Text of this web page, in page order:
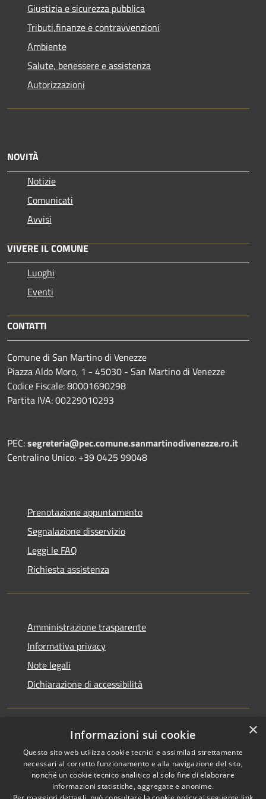
Giustizia e sicurezza pubblica
Tributi,finanze e contravvenzioni
Ambiente
Salute, benessere e assistenza
Autorizzazioni
NOVITÀ
Notizie
Comunicati
Avvisi
VIVERE IL COMUNE
Luoghi
Eventi
CONTATTI
Comune di San Martino di Venezze
Piazza Aldo Moro, 1 - 45030 - San Martino di Venezze
Codice Fiscale: 80001690298
Partita IVA: 00229010293
PEC:segreteria@pec.comune.sanmartinodivenezze.ro.it
Centralino Unico: +39 0425 99048
Prenotazione appuntamento
Segnalazione disservizio
Leggi le FAQ
Richiesta assistenza
Amministrazione trasparente
Informativa privacy
Note legali
Dichiarazione di accessibilità
Accessibilità
Privacy
San Martino di Venezze •
Powered byMunicipium
Accesso redazione
×
Informazioni sui cookie
Questo sito web utilizza cookie tecnici e assimilati strettamente
necessari al corretto funzionamento e alla navigazione del sito,
nonché un cookie tecnico analitico al solo fine di elaborare
informazioni statistiche, aggregate e anonime.